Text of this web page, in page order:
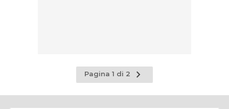
Pagina 1 di 2
Pagina
successiva